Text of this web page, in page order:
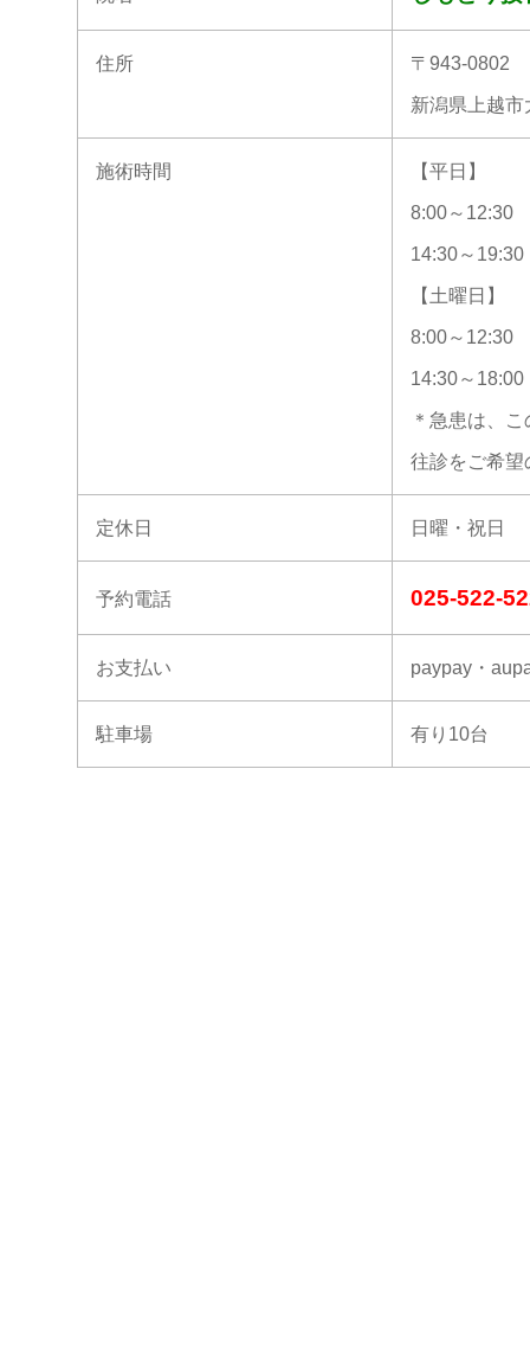
住所 〒943-0802
新潟県上越市
施術時間 【平日】
8:00～12:30
14:30～19:30
【土曜日】
8:00～12:30
14:30～18:00
＊急患は、
往診をご希望
定休日 日曜・祝日
予約電話 025-522-
お支払い paypay・
駐車場 有り10台